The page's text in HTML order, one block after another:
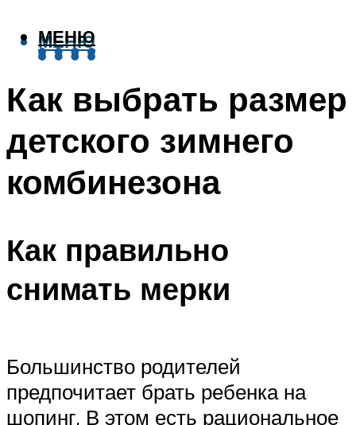
МЕНЮ
МЕНЮ
Как выбрать размер
детского зимнего
комбинезона
Как правильно
снимать мерки
Большинство родителей
предпочитает брать ребенка на
шопинг. В этом есть рациональное